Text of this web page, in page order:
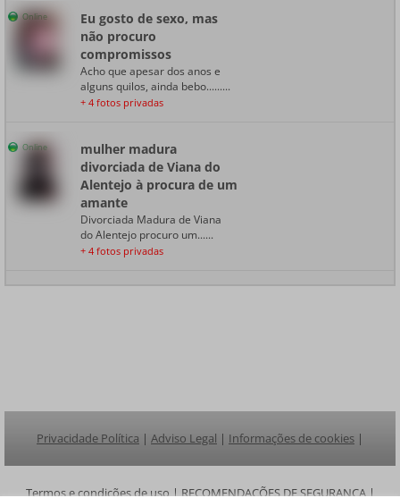
Online
Eu gosto de sexo, mas
não procuro
compromissos
Acho que apesar dos anos e
alguns quilos, ainda bebo.........
+ 4 fotos privadas
Online
mulher madura
divorciada de Viana do
Alentejo à procura de um
amante
Divorciada Madura de Viana
do Alentejo procuro um......
+ 4 fotos privadas
Privacidade Política | Adviso Legal | Informações de cookies |
Termos e condições de uso|RECOMENDAÇÕES DE SEGURANÇA|